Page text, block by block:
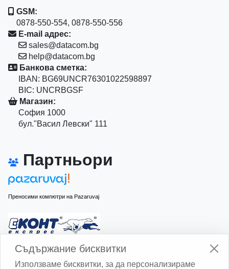
GSM:
0878-550-554, 0878-550-556
E-mail адрес:
sales@datacom.bg
help@datacom.bg
Банкова сметка:
IBAN: BG69UNCR76301022598897
BIC: UNCRBGSF
Магазин:
София 1000
бул."Васил Левски" 111
Партньори
Преносими компютри на Pazaruvaj
Изчисли доставката с Еконт
Съдържание бисквитки
Използваме бисквитки, за да персонализираме